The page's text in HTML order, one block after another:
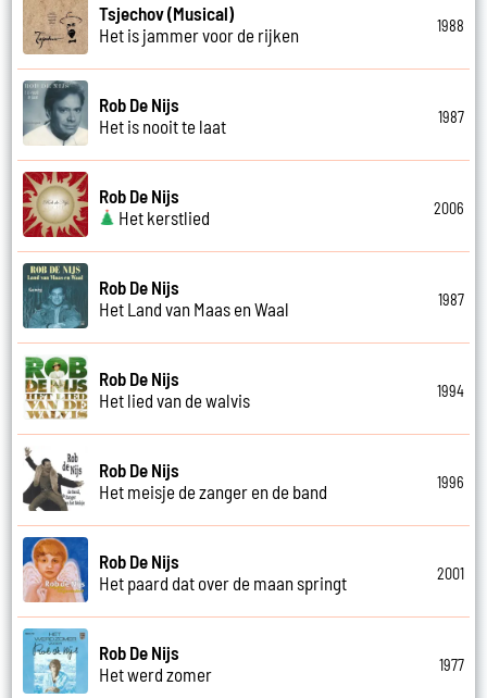
Tsjechov (Musical)
Het is jammer voor de rijken
1988
Rob De Nijs
Het is nooit te laat
1987
Rob De Nijs
Het kerstlied
2006
Rob De Nijs
Het Land van Maas en Waal
1987
Rob De Nijs
Het lied van de walvis
1994
Rob De Nijs
Het meisje de zanger en de band
1996
Rob De Nijs
Het paard dat over de maan springt
2001
Rob De Nijs
Het werd zomer
1977